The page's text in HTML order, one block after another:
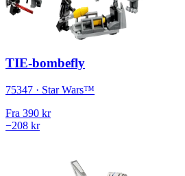
TIE-bombefly
75347 · Star Wars™
Fra 390 kr
−208 kr